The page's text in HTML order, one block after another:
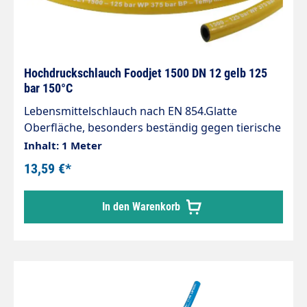
Hochdruckschlauch Foodjet 1500 DN 12 gelb 125
bar 150°C
Lebensmittelschlauch nach EN 854.Glatte
Oberfläche, besonders beständig gegen tierische
Fette und Geflügelfette.Nennweite DN
12Wandstärke 4,5 mmBetriebsdruck 125
barBerstdruck 375 barTemperaturbereich -40 °C -
+150 °CGewicht 0,3 kg/MeterLieferbare Längen
zwischen 10 und 100 Meter.Hochdruckschläuche
können nur in Fertigungslängen geliefert
ch für Lebensmittel verarbeitende
Inhalt: 1 Meter
13,59 €*
In den Warenkorb